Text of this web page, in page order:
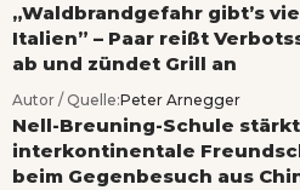
„Waldbrandgefahr gibt’s
Italien” – Paar reißt
ab und zündet Grill an
Autor / Quelle:Peter Arnegger
Nell-Breuning-Schule stärkt
interkontinentale
beim Gegenbesuch aus